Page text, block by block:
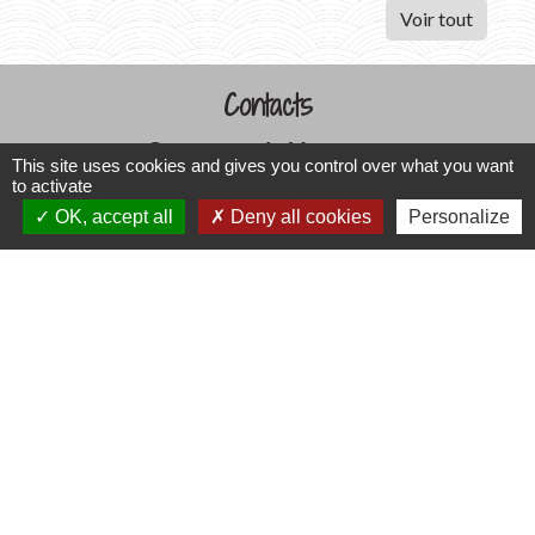
Voir tout
Contacts
Commune de Varennes
1, place de la Mairie
37600 Varennes - FRANCE
+33 2 47 59 04 32
This site uses cookies and gives you control over what you want
to activate
OK, accept all
Deny all cookies Personalize